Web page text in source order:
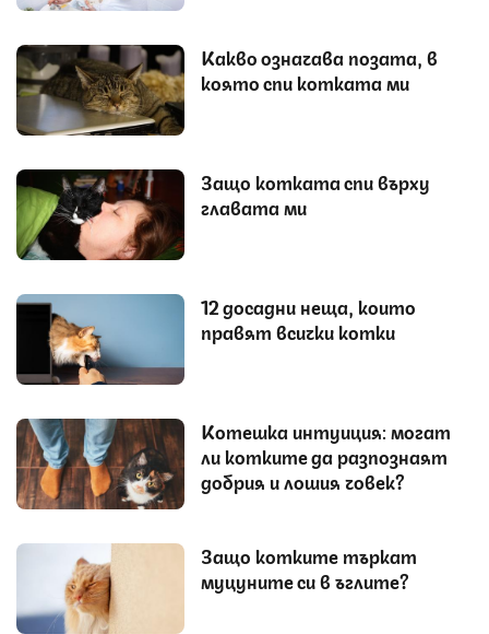
Какво означава позата, в
която спи котката ми
Защо котката спи върху
главата ми
12 досадни неща, които
правят всички котки
Котешка интуиция: могат
ли котките да разпознаят
добрия и лошия човек?
Защо котките търкат
муцуните си в ъглите?